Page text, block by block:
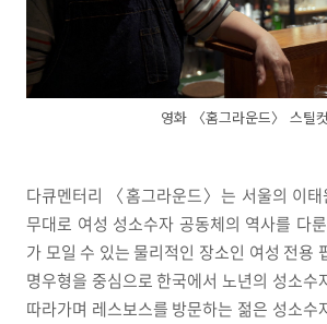
영화 〈홈그라운드〉 스틸컷
다큐멘터리 〈홈그라운드〉는 서울의 이
무대로 여성 성소수자 공동체의 역사를 다
가 모일 수 있는 물리적인 장소인 여성 전용
명우형을 중심으로 한국에서 노년의 성소수
따라가며 레스보스를 방문하는 젊은 성소수